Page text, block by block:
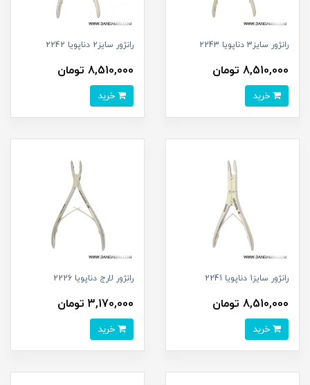
رانژور سایز3 دناپویا 2243
8,510,000 تومان
رانژور سایز2 دناپویا 2242
8,510,000 تومان
رانژور سایز1 دناپویا 2241
8,510,000 تومان
رانژور لارج دناپویا 2226
3,170,000 تومان